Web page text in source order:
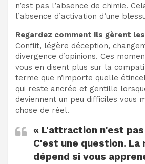
n’est pas l’absence de chimie.
l’absence d’activation d’une
Regardez comment ils gèrent
Conflit, légère déception,
divergence d’opinions. Ces
vous en disent plus sur la
terme que n’importe quelle
qui reste ancrée et gentille
deviennent un peu difficiles vous
chose de réel.
« L'attraction n'est
C'est une question. La
dépend si vous